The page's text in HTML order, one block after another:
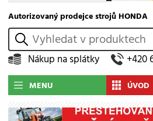
Autorizovaný prodejce strojů HONDA
vyhledat
Nákup na splátky +420
MENU ÚVOD